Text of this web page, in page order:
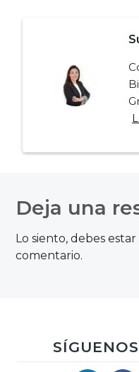
de
entradas
Deja una
Lo siento, debes estar
comentario.